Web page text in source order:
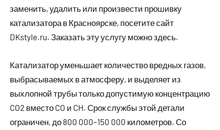
заменить, удалить или произвести прошивку
катализатора в Красноярске, посетите сайт
DKstyle.ru. Заказать эту услугу можно здесь.
Катализатор уменьшает количество вредных газов,
выбрасываемых в атмосферу, и выделяет из
выхлопной трубы только допустимую концентрацию
CO2 вместо CO и CH. Срок службы этой детали
ограничен, до 800 000–150 000 километров. Со